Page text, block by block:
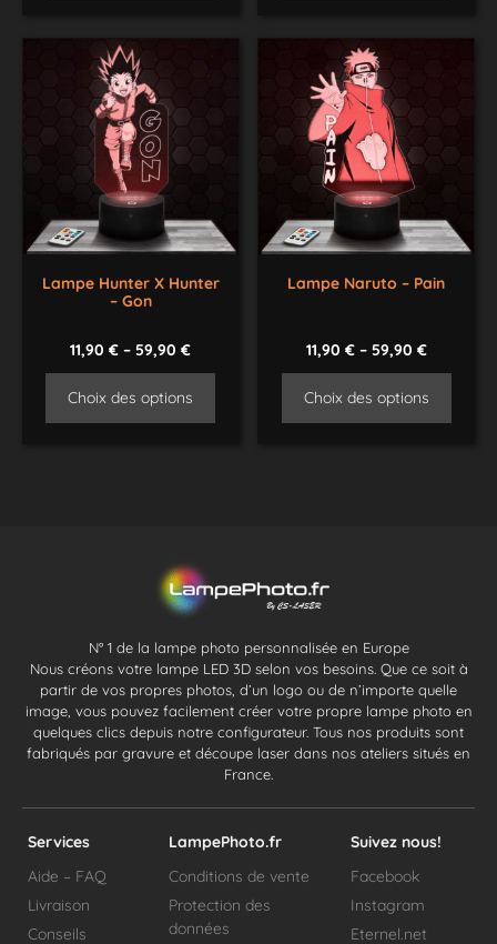
Lampe Hunter X Hunter
– Gon
11,90€ –59,90€
Choix des options
Lampe Naruto – Pain
11,90 €– 59,90 €
Choix des options
N° 1 de la lampe photo personnalisée en Europe
Nous créons votre lampe LED 3D selon vos besoins. Que ce soit à
partir de vos propres photos, d’un logo ou de n’importe quelle
image, vous pouvez facilement créer votre propre lampe photo en
quelques clics depuis notre configurateur. Tous nos produits sont
fabriqués par gravure et découpe laser dans nos ateliers situés en
France.
Services
Aide – FAQ
Livraison
Conseils
LampePhoto.fr
Conditions de vente
Protection des
données
Suivez nous!
Facebook
Instagram
Eternel.net